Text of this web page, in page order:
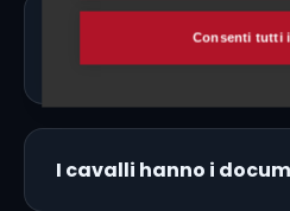
Ci sono allevatori di
proprio a Riviera?
I cavalli hanno i
Consenti tutti